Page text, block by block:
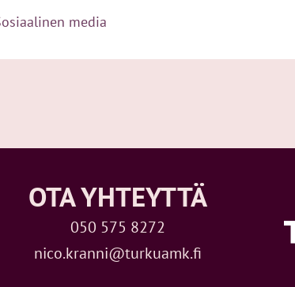
media
OTA YHTEYTTÄ
050 575 8272
nico.kranni@turkuamk.fi